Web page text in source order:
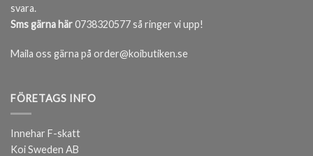
svara.
Sms gärna här0738320577 så ringer vi upp!
Maila oss gärna på order@koibutiken.se
FÖRETAGS INFO
Innehar F-skatt
Koi Sweden AB